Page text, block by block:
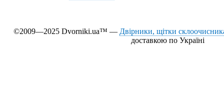
©2009—2025 Dvorniki.ua™ — Двірники, щітки
доставкою по Україні